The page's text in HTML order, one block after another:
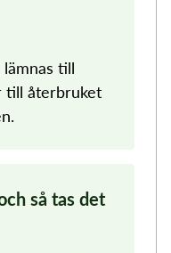
till
till återbruket
så tas det